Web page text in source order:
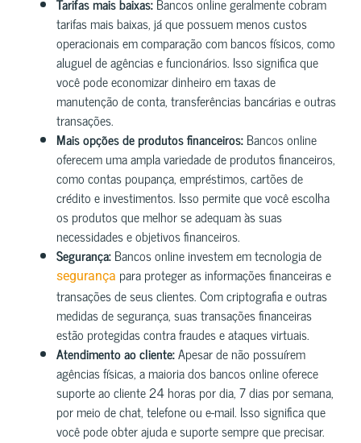
tarifas mais baixas, já que possuem menos custos
operacionais em comparação com bancos físicos, como
aluguel de agências e funcionários. Isso significa que
você pode economizar dinheiro em taxas de
manutenção de conta, transferências bancárias e outras
transações.
Mais opções de produtos financeiros:Bancos online
oferecem uma ampla variedade de produtos financeiros,
como contas poupança, empréstimos, cartões de
crédito e investimentos. Isso permite que você escolha
os produtos que melhor se adequam às suas
necessidades e objetivos financeiros.
Segurança:Bancos online investem em tecnologia de
segurança para proteger as informações financeiras e
transações de seus clientes. Com criptografia e outras
medidas de segurança, suas transações financeiras
estão protegidas contra fraudes e ataques virtuais.
Atendimento ao cliente:Apesar de não possuírem
agências físicas, a maioria dos bancos online oferece
suporte ao cliente 24 horas por dia, 7 dias por semana,
por meio de chat, telefone ou e-mail. Isso significa que
você pode obter ajuda e suporte sempre que precisar.